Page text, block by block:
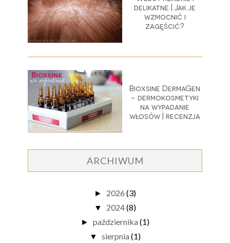
delikatne | Jak je
wzmocnić i
zagęścić?
Bioxsine DermaGen
- dermokosmetyki
na wypadanie
włosów | recenzja
ARCHIWUM
► 2026 (3)
▼ 2024(8)
► października (1)
▼ sierpnia (1)